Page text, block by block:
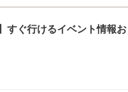
すぐ行けるイベント情報